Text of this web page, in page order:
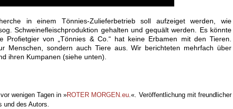
in einem Tönnies-Zulieferbetrieb soll aufzeiget werden, wie
Schweinefleischproduktion gehalten und gequält werden. Es könnte
Profietgier von „Tönnies & Co.“ hat keine Erbamen mit den Tieren.
Menschen, sondern auch Tiere aus. Wir berichteten mehrfach über
ihren Kumpanen (siehe unten).
wenigen Tagen in »ROTER MORGEN.eu.«. Veröffentlichung mit freundlicher
und des Autors.